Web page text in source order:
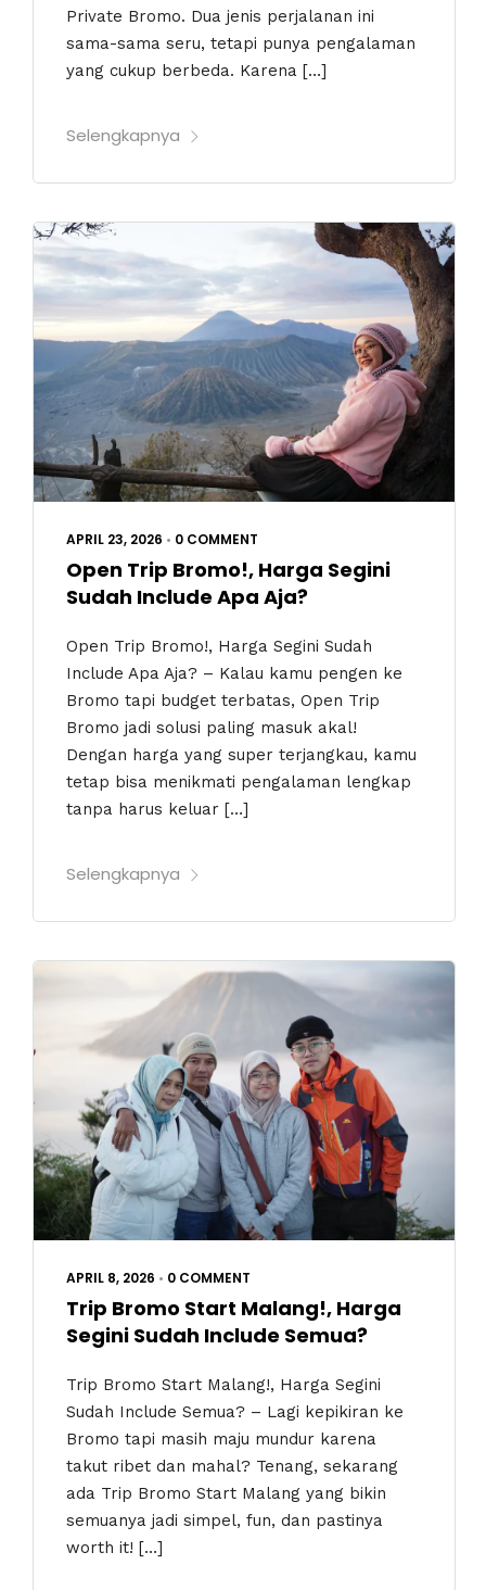
Private Bromo. Dua jenis perjalanan ini
sama-sama seru, tetapi punya pengalaman
yang cukup berbeda. Karena […]
Selengkapnya
APRIL 23, 2026 • 0 COMMENT
Open Trip Bromo!, Harga Segini
Sudah Include Apa Aja?
Open Trip Bromo!, Harga Segini Sudah
Include Apa Aja? – Kalau kamu pengen ke
Bromo tapi budget terbatas, Open Trip
Bromo jadi solusi paling masuk akal!
Dengan harga yang super terjangkau, kamu
tetap bisa menikmati pengalaman lengkap
tanpa harus keluar […]
Selengkapnya
APRIL 8, 2026 • 0 COMMENT
Trip Bromo Start Malang!, Harga
Segini Sudah Include Semua?
Trip Bromo Start Malang!, Harga Segini
Sudah Include Semua? – Lagi kepikiran ke
Bromo tapi masih maju mundur karena
takut ribet dan mahal? Tenang, sekarang
ada Trip Bromo Start Malang yang bikin
semuanya jadi simpel, fun, dan pastinya
worth it! […]